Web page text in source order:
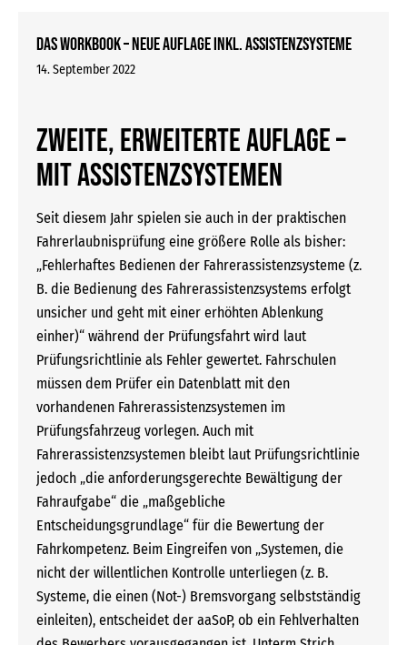
Das WORKBOOK – neue Auflage inkl. Assistenzsysteme
14. September 2022
Zweite, erweiterte Auflage –
mit Assistenzsystemen
Seit diesem Jahr spielen sie auch in der praktischen
Fahrerlaubnisprüfung eine größere Rolle als bisher:
„Fehlerhaftes Bedienen der Fahrerassistenzsysteme (z.
B. die Bedienung des Fahrerassistenzsystems erfolgt
unsicher und geht mit einer erhöhten Ablenkung
einher)“ während der Prüfungsfahrt wird laut
Prüfungsrichtlinie als Fehler gewertet. Fahrschulen
müssen dem Prüfer ein Datenblatt mit den
vorhandenen Fahrerassistenzsystemen im
Prüfungsfahrzeug vorlegen. Auch mit
Fahrerassistenzsystemen bleibt laut Prüfungsrichtlinie
jedoch „die anforderungsgerechte Bewältigung der
Fahraufgabe“ die „maßgebliche
Entscheidungsgrundlage“ für die Bewertung der
Fahrkompetenz. Beim Eingreifen von „Systemen, die
nicht der willentlichen Kontrolle unterliegen (z. B.
Systeme, die einen (Not-) Bremsvorgang selbstständig
einleiten), entscheidet der aaSoP, ob ein Fehlverhalten